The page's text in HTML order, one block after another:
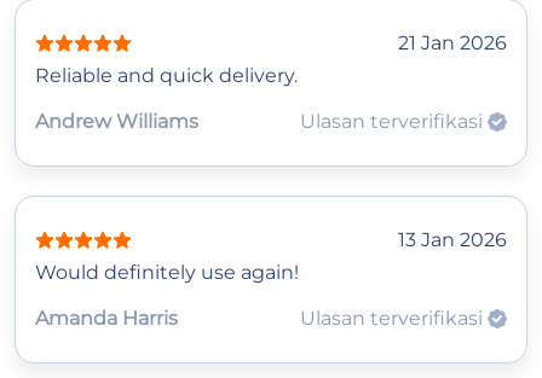
21 Jan 2026
Reliable and quick delivery.
Andrew Williams
Ulasan terverifikasi
13 Jan 2026
Would definitely use again!
Amanda Harris
Ulasan terverifikasi